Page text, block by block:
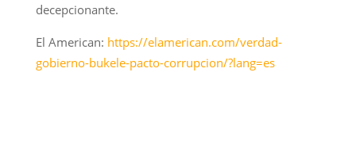
decepcionante.
El American: https://elamerican.com/verdad-
gobierno-bukele-pacto-corrupcion/?lang=es